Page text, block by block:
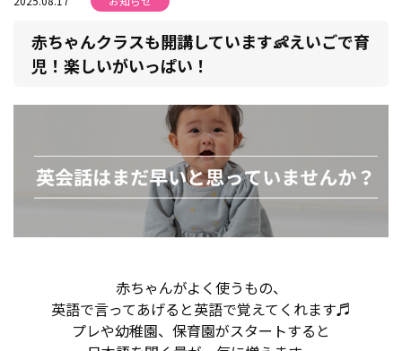
赤ちゃんクラスも開講しています👶えいごで育
児！楽しいがいっぱい！
赤ちゃんがよく使うもの、
英語で言ってあげると英語で覚えてくれます♬
プレや幼稚園、保育園がスタートすると